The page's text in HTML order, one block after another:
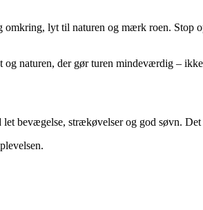
lyt til naturen og mærk roen. Stop
naturen, der gør turen mindeværdig –
bevægelse, strækøvelser og god søvn.